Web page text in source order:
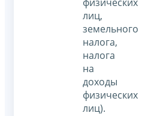
лиц,
земельного
налога,
налога
на
доходы
физических
лиц).